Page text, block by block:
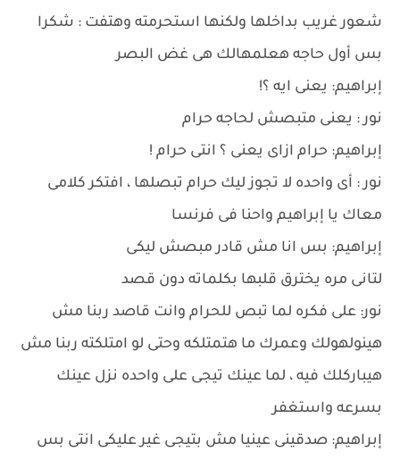
شعور غريب بداخلها ولكنها استحرمته وهتفت : شكرا
بس أول حاجه هعلمهالك هى غض البصر
إبراهيم: يعنى ايه ؟!
نور : يعنى متبصش لحاجه حرام
إبراهيم: حرام ازاى يعنى ؟ انتى حرام !
نور : أى واحده لا تجوز ليك حرام تبصلها ، افتكر كلامى
معاك يا إبراهيم واحنا فى فرنسا
إبراهيم: بس انا مش قادر مبصش ليكى
لتانى مره يخترق قلبها بكلماته دون قصد
نور: على فكره لما تبص للحرام وانت قاصد ربنا مش
هينولهولك وعمرك ما هتمتلكه وحتى لو امتلكته ربنا مش
هيباركلك فيه ، لما عينك تيجى على واحده نزل عينك
بسرعه واستغفر
إبراهيم: صدقينى عينيا مش بتيجى غير عليكى انتى بس